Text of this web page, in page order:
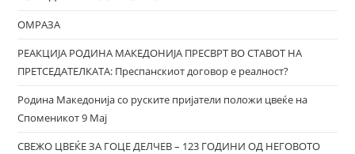
ОМРАЗА
РЕАКЦИЈА РОДИНА МАКЕДОНИЈА ПРЕСВРТ ВО СТАВОТ НА
ПРЕТСЕДАТЕЛКАТА: Преспанскиот договор е реалност?
Родина Македонија со руските пријатели положи цвеќе на
Споменикот 9 Мај
СВЕЖО ЦВЕЌЕ ЗА ГОЦЕ ДЕЛЧЕВ – 123 ГОДИНИ ОД НЕГОВОТО